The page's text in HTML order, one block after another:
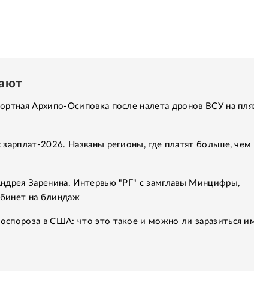
Архипо-Осиповка после налета дронов ВСУ на
зарплат-2026. Названы регионы, где платят больше, чем
Заренина. Интервью "РГ" с замглавы Минцифры,
на блиндаж
в США: что это такое и можно ли заразиться